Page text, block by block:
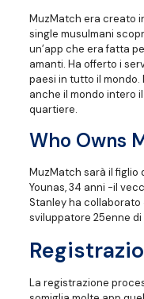
MuzMatch era creato
single musulmani
un’app che era fatta
amanti. Ha offerto i
paesi in tutto il mondo.
anche il mondo intero
quartiere.
Who Owns
MuzMatch sarà il figlio
Younas, 34 anni -il
Stanley ha collaborato
sviluppatore 25enne di
La registrazione